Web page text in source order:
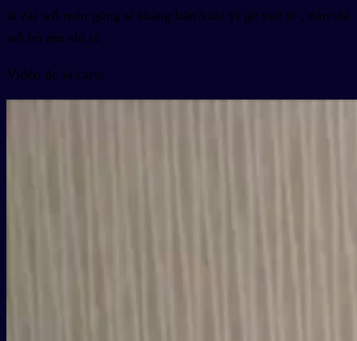
tā zài wǒ mén gōng sī shàng bān kuài yī gè yuè le , dàn shì
wǒ bù rèn shi tā
Vidéo de la carte